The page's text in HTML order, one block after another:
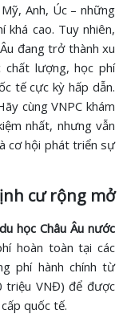
Anh, Úc – những
khá cao. Tuy nhiên,
đang trở thành xu
lượng, học phí
tế cực kỳ hấp dẫn.
cùng VNPC khám
nhất, nhưng vẫn
cơ hội phát triển sự
cư rộng mở
du học Châu Âu nước
hoàn toàn tại các
phí hành chính từ
triệu VNĐ) để được
quốc tế.